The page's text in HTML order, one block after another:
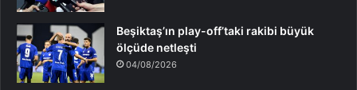
Beşiktaş’ın play-off’taki rakibi büyük
ölçüde netleşti
04/08/2026